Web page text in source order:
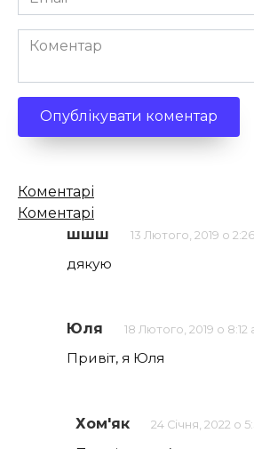
*
Коментар
Кількість
коментарів
Коментарі
Коментарі
шшш
13 Лютого, 2019 о
дякую
Юля 18 Лютого, 2019 о 8:12
Привіт, я Юля
Хом'як 24 Січня, 2022 о